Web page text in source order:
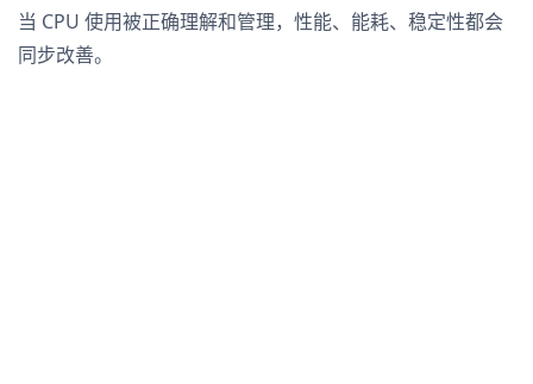
当 CPU 使用被正确理解和管理，性能、能耗、稳定性都会
同步改善。